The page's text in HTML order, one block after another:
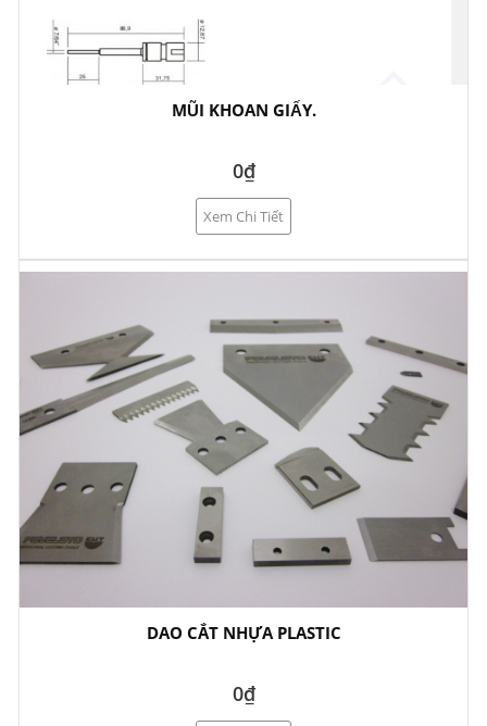
MŨI KHOAN GIẤY.
0₫
Xem Chi Tiết
DAO CẮT NHỰA PLASTIC
0₫